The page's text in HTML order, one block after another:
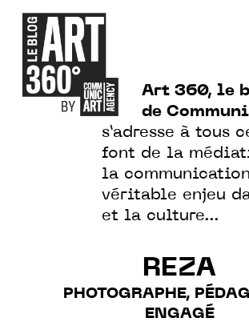
Art 360, le
de
s’adresse à tous
font de la
la
véritable enjeu
et la culture…
REZA
PHOTOGRAPHE,
ENGAGÉ